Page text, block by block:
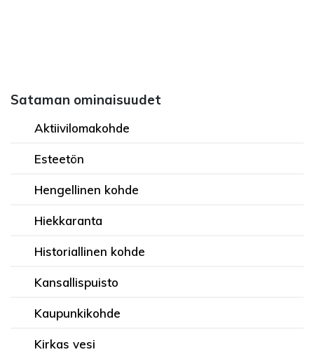
Sataman ominaisuudet
Aktiivilomakohde
Esteetön
Hengellinen kohde
Hiekkaranta
Historiallinen kohde
Kansallispuisto
Kaupunkikohde
Kirkas vesi